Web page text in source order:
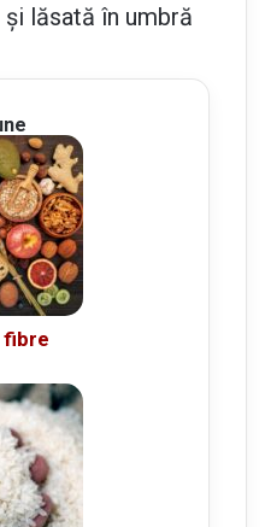
lăsată în umbră
fibre